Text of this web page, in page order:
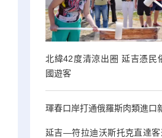
北緯42度清涼出圈 延吉憑民
國遊客
琿春口岸打通俄羅斯肉類進口
延吉—符拉迪沃斯托克直達